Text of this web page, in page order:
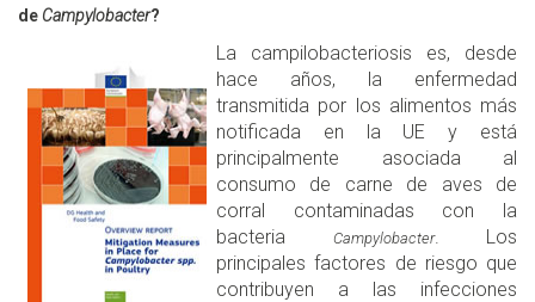
de Campylobacter?
La campilobacteriosis es, desde
hace años, la enfermedad
transmitida por los alimentos más
notificada en la UE y está
principalmente asociada al
consumo de carne de aves de
corral contaminadas con la
bacteria
Campylobacter. Los
principales factores de riesgo que
contribuyen a las infecciones